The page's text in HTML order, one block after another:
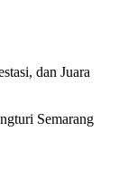
dan Juara
Semarang